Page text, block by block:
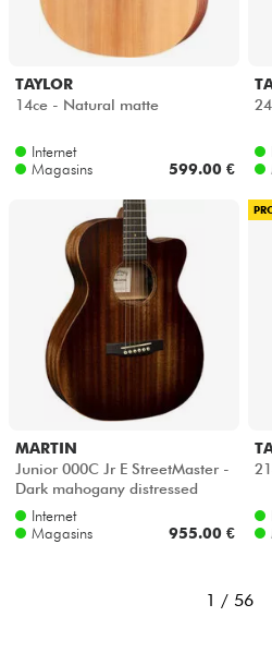
TAYLOR
14ce - Natural matte
Internet
Magasins
599.00 €
MARTIN
Junior 000C Jr E StreetMaster -
Dark mahogany distressed
Internet
Magasins
955.00 €
1 / 56